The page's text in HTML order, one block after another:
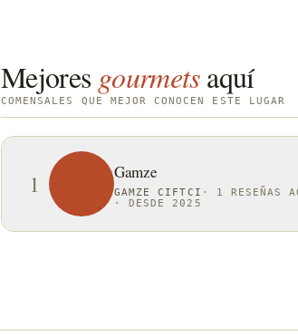
Mejores gourmetsaquí
COMENSALES QUE MEJOR CONOCEN ESTE LUGAR
1 Gamze
GAMZE CIFTCI ·
1 RESEÑAS
·DESDE 2025